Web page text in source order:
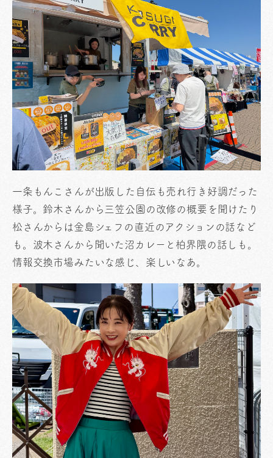
一条もんこさんが出版した自伝も売れ行き好調だった
様子。鈴木さんから三笠公園の改修の概要を聞けたり
松さんからは金島シェフの直近のアクションの話など
も。波木さんから聞いた沼カレーと柏界隈の話しも。
情報交換市場みたいな感じ、楽しいなあ。